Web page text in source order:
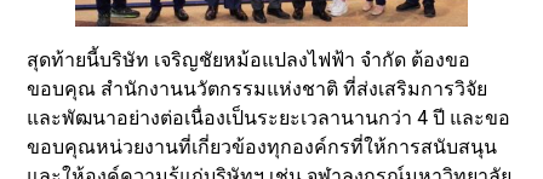
สุดท้ายนี้บริษัท เจริญชัยหม้อแปลงไฟฟ้า จำกัด ต้องขอ
ขอบคุณ สำนักงานนวัตกรรมแห่งชาติ ที่ส่งเสริมการวิจัย
และพัฒนาอย่างต่อเนื่องเป็นระยะเวลานานกว่า 4 ปี และขอ
ขอบคุณหน่วยงานที่เกี่ยวข้องทุกองค์กรที่ให้การสนับสนุน